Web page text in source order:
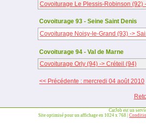
Covoiturage Le Plessis-Robinson (92)
Covoiturage 93 - Seine Saint Denis
Covoiturage Noisy-le-Grand (93) ->
Covoiturage 94 - Val de Marne
Covoiturage Orly (94) -> Créteil (94)
<< Précédente : mercredi 04 août 2010
CarJob est un
Site optimisé pour un affichage en 1024 x 768 |